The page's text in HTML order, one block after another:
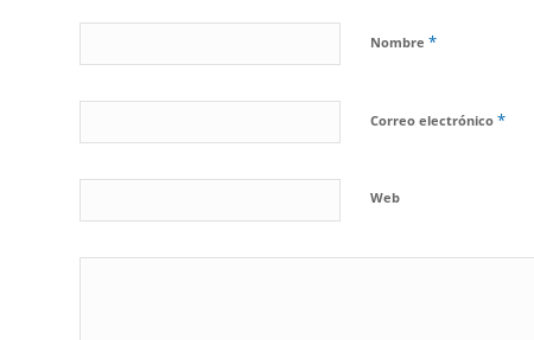
Nombre *
Correo electrónico *
Web